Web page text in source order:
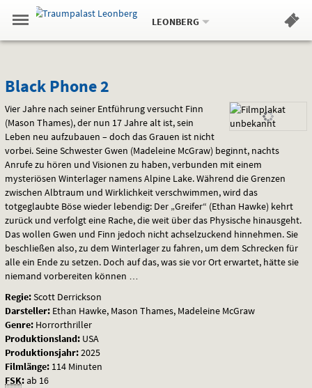
Springe
zum
,zum
.
Navigation
Gehe
zur
Standortauswahl
Standort:
LEONBERG.
Hinweis
Black
Phone
2
Black Phone 2
Vier Jahre nach seiner Entführung versucht Finn
(Mason Thames), der nun 17 Jahre alt ist, sein
Leben neu aufzubauen – doch das Grauen ist nicht
vorbei. Seine Schwester Gwen (Madeleine McGraw) beginnt, nachts
Anrufe zu hören und Visionen zu haben, verbunden mit einem
mysteriösen Winterlager namens Alpine Lake. Während die Grenzen
zwischen Albtraum und Wirklichkeit verschwimmen, wird das
totgeglaubte Böse wieder lebendig: Der „Greifer“ (Ethan Hawke) kehrt
zurück und verfolgt eine Rache, die weit über das Physische hinausgeht.
Das wollen Gwen und Finn jedoch nicht achselzuckend hinnehmen. Sie
beschließen also, zu dem Winterlager zu fahren, um dem Schrecken für
alle ein Ende zu setzen. Doch auf das, was sie vor Ort erwartet, hätte sie
niemand vorbereiten können …
Regie:Scott Derrickson
Darsteller: Ethan Hawke, Mason Thames, Madeleine McGraw
Genre: Horrorthriller
Produktionsland: USA
Produktionsjahr:2025
Filmlänge: 114 Minuten
FSK:ab 16